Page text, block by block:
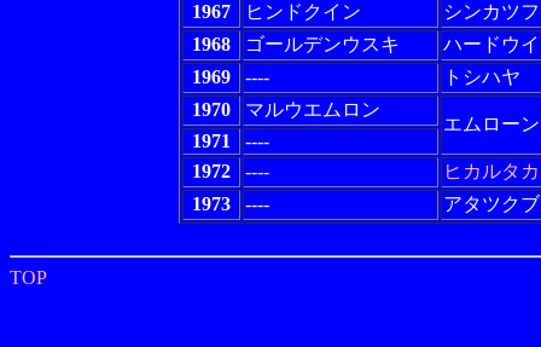
1967
ヒンドクイン
シンカツ
1968
ゴールデンウスキ
ハードウ
1969
----
トシハヤ
1970
マルウエムロン
エムローン
1971
----
1972
----
ヒカルタ
1973
---- アタツク
TOP